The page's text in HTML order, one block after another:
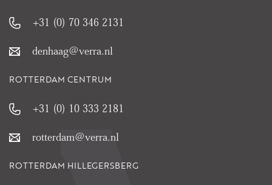
+31 (0) 70 346 2131
denhaag@verra.nl
ROTTERDAM CENTRUM
+31 (0) 10 333 2181
rotterdam@verra.nl
ROTTERDAM HILLEGERSBERG